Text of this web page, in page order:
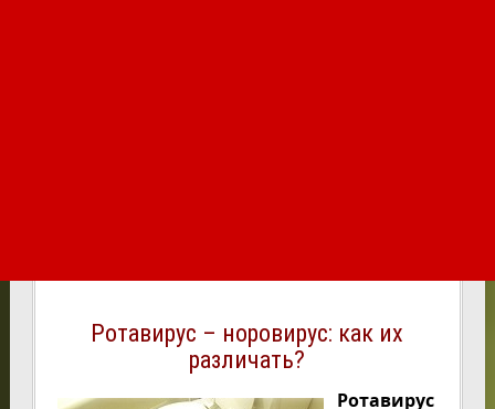
Ротавирус – норовирус: как их
различать?
Ротавирус